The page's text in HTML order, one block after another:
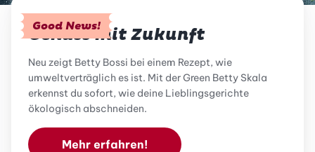
Good News!
Genuss mit Zukunft
Neu zeigt Betty Bossi bei einem Rezept, wie
umweltverträglich es ist. Mit der Green Betty Skala
erkennst du sofort, wie deine Lieblingsgerichte
ökologisch abschneiden.
Mehr erfahren!